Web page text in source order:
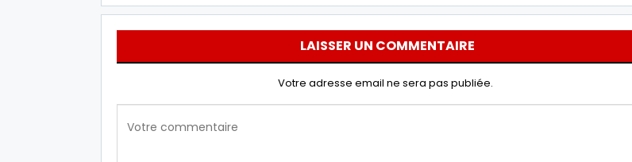
LAISSER UN COMMENTAIRE
Votre adresse email ne sera pas publiée.